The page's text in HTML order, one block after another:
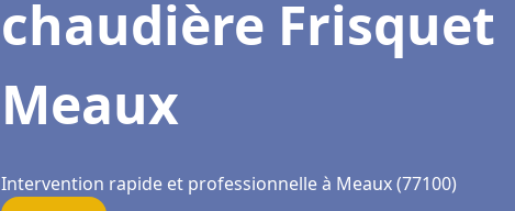
chaudière Frisquet
Meaux
Intervention rapide et professionnelle à Meaux (77100)